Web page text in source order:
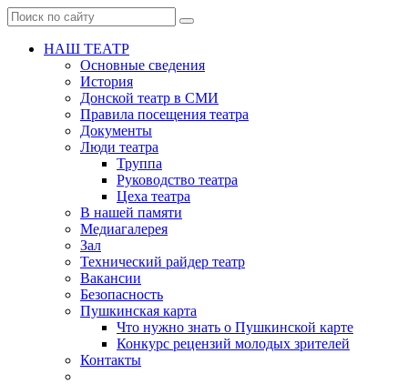
НАШ ТЕАТР
Основные сведения
История
Донской театр в СМИ
Правила посещения театра
Документы
Люди театра
Труппа
Руководство театра
Цеха театра
В нашей памяти
Медиагалерея
Зал
Технический райдер театр
Вакансии
Безопасность
Пушкинская карта
Что нужно знать о Пушкинской карте
Конкурс рецензий молодых зрителей
Контакты